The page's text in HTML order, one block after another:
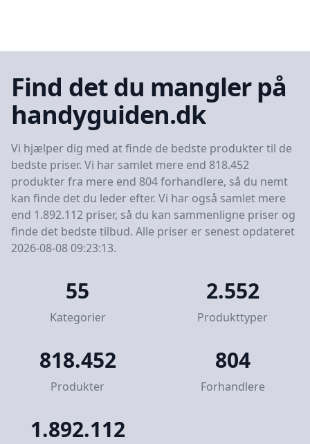
Find det du mangler på
handyguiden.dk
Vi hjælper dig med at finde de bedste produkter til de
bedste priser. Vi har samlet mere end 818.452
produkter fra mere end 804 forhandlere, så du nemt
kan finde det du leder efter. Vi har også samlet mere
end 1.892.112 priser, så du kan sammenligne priser og
finde det bedste tilbud. Alle priser er senest opdateret
2026-08-08 09:23:13.
55
Kategorier
2.552
Produkttyper
818.452
Produkter
804
Forhandlere
1.892.112